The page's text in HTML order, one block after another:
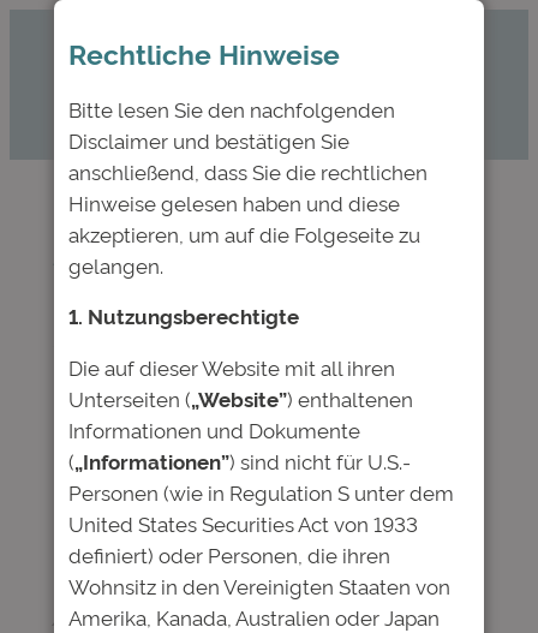
Ad hoc Mitteilung:
Deutsche Bildung
Studienfonds II GmbH &
Co. KG
Apr. 16, 2024—vonDeutsche Bildung
inNews
Veröffentlichung einer Insiderinformation nach
Artikel 17 der Verordnung (EU) Nr. 596/2014)
Rechtliche Hinweise
Bitte lesen Sie den nachfolgenden
Disclaimer und bestätigen Sie
anschließend, dass Sie die rechtlichen
Hinweise gelesen haben und diese
akzeptieren, um auf die Folgeseite zu
gelangen.
1. Nutzungsberechtigte
Die auf dieser Website mit all ihren
Unterseiten („Website”) enthaltenen
Informationen und Dokumente
(„Informationen”) sind nicht für U.S.-
Personen (wie in Regulation S unter dem
United States Securities Act von 1933
definiert) oder Personen, die ihren
Wohnsitz in den Vereinigten Staaten von
Amerika, Kanada, Australien oder Japan